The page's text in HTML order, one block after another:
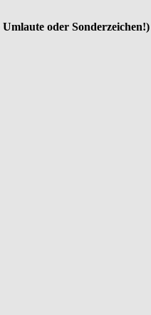
Umlaute oder Sonderzeichen!)